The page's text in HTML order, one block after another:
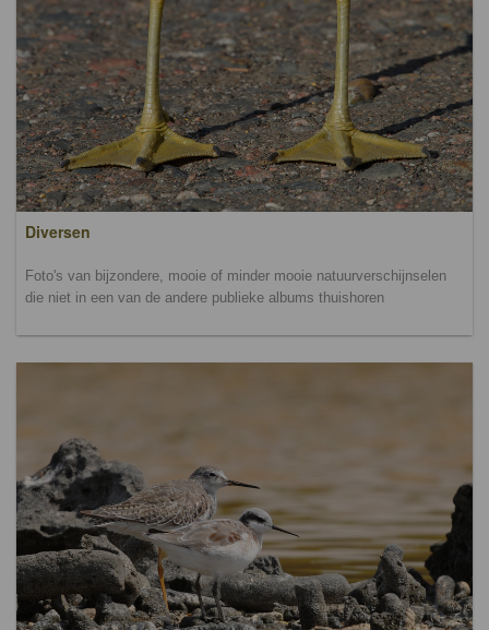
Diversen
Foto's van bijzondere, mooie of minder mooie natuurverschijnselen
die niet in een van de andere publieke albums thuishoren